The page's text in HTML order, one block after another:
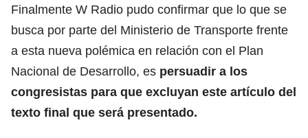
Finalmente W Radio pudo confirmar que lo que se
busca por parte del Ministerio de Transporte frente
a esta nueva polémica en relación con el Plan
Nacional de Desarrollo, es persuadir a los
congresistas para que excluyan este artículo del
texto final que será presentado.